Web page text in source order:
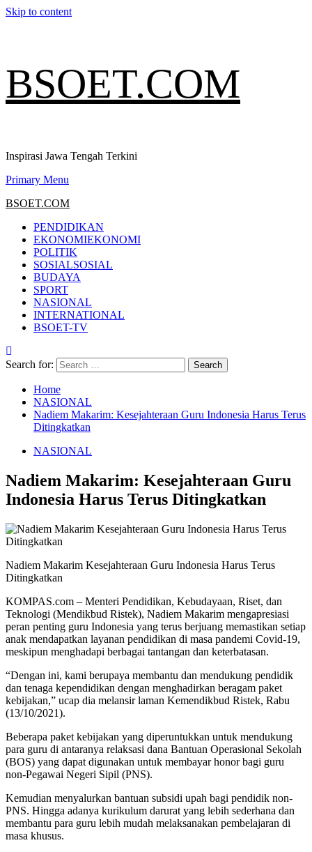
Skip to content
BSOET.COM
Inspirasi Jawa Tengah Terkini
Primary Menu
BSOET.COM
PENDIDIKAN
EKONOMIEKONOMI
POLITIK
SOSIALSOSIAL
BUDAYA
SPORT
NASIONAL
INTERNATIONAL
BSOET-TV
Search for:
Home
NASIONAL
Nadiem Makarim: Kesejahteraan Guru Indonesia Harus Terus
Ditingkatkan
NASIONAL
Nadiem Makarim: Kesejahteraan Guru
Indonesia Harus Terus Ditingkatkan
Nadiem Makarim Kesejahteraan Guru Indonesia Harus Terus
Ditingkatkan
KOMPAS.com – Menteri Pendidikan, Kebudayaan, Riset, dan
Teknologi (Mendikbud Ristek), Nadiem Makarim mengapresiasi
peran penting guru Indonesia yang terus berjuang memastikan setiap
anak mendapatkan layanan pendidikan di masa pandemi Covid-19,
meskipun menghadapi berbagai tantangan dan keterbatasan.
“Dengan ini, kami berupaya membantu dan mendukung pendidik
dan tenaga kependidikan dengan menghadirkan beragam paket
kebijakan,” ucap dia melansir laman Kemendikbud Ristek, Rabu
(13/10/2021).
Beberapa paket kebijakan yang diperuntukkan untuk mendukung
para guru di antaranya relaksasi dana Bantuan Operasional Sekolah
(BOS) yang dapat digunakan untuk membayar honor bagi guru
non-Pegawai Negeri Sipil (PNS).
Kemudian menyalurkan bantuan subsidi upah bagi pendidik non-
PNS. Hingga adanya kurikulum darurat yang lebih sederhana dan
membantu para guru lebih mudah melaksanakan pembelajaran di
masa khusus.